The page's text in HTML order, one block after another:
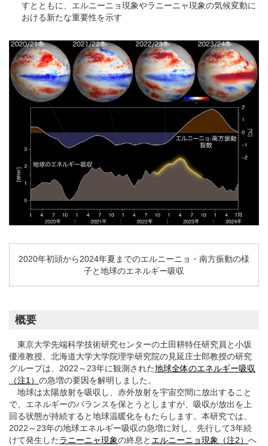
すとともに、エルニーニョ現象やラニーニャ現象の気候変動に
おける新たな重要性を示す
2020年初頭から2024年夏までのエルニーニョ・南方振動の様
子と地球のエネルギー吸収
概要
東京大学先端科学技術研究センターの土田耕特任研究員と小坂
優准教授、北海道大学大学院理学研究院の見延庄士郎教授の研究
グループは、2022～23年に観測された地球全体のエネルギー吸収
（注1） の急増の要因を解明しました。
地球は太陽放射を吸収し、赤外放射を宇宙空間に放出すること
で、エネルギーのバランスを保とうとしますが、吸収が放出を上
回る状態が持続すると地球温暖化をもたらします。本研究では、
2022～23年の地球エネルギー吸収の急増に対し、先行して3年続
けて発生したラニーニャ現象の終息と エルニーニョ現象（注2） へ